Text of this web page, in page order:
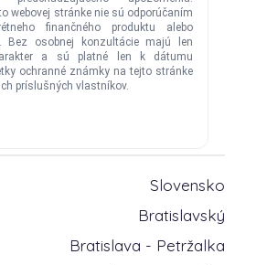
Slovensko
Bratislavský
Bratislava - Petržalka